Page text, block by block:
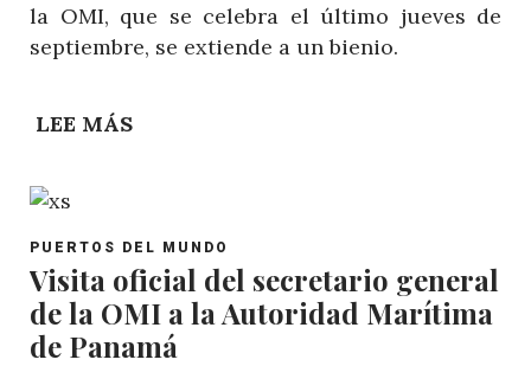
la OMI, que se celebra el último jueves de
septiembre, se extiende a un bienio.
LEE MÁS
POR
LA
EXCELENCIA
EN
POST
PUERTOS DEL MUNDO
Visita oficial del secretario general
de la OMI a la Autoridad Marítima
de Panamá